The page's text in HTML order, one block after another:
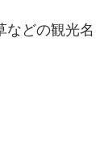
などの観光名